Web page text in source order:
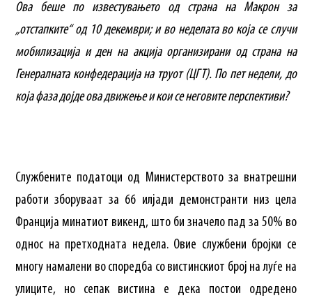
Ова беше по известувањето од страна на Макрон за
„отстапките“ од 10 декември; и во неделата во која се случи
мобилизација и ден на акција организирани од страна на
Генералната конфедерација на труот (ЦГТ). По пет недели, до
која фаза дојде ова движење и кои се неговите перспективи?
Службените податоци од Министерството за внатрешни
работи зборуваат за 66 илјади демонстранти низ цела
Франција минатиот викенд, што би значело пад за 50% во
однос на претходната недела. Овие службени бројки се
многу намалени во споредба со вистинскиот број на луѓе на
улиците, но сепак вистина е дека постои одредено